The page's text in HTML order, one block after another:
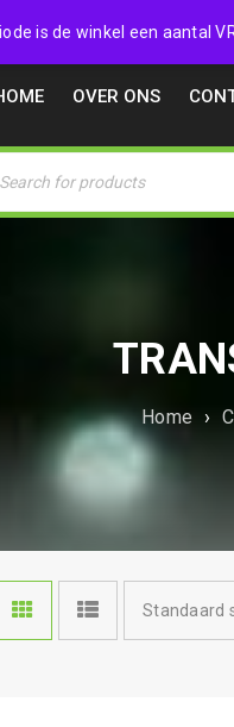
is de winkel een aantal
038 4532357
OVER ONS
Home ›
Standaard